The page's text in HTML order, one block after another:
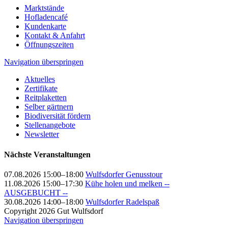
Marktstände
Hofladencafé
Kundenkarte
Kontakt & Anfahrt
Öffnungszeiten
Navigation überspringen
Aktuelles
Zertifikate
Reitplaketten
Selber gärtnern
Biodiversität fördern
Stellenangebote
Newsletter
Nächste Veranstaltungen
07.08.2026 15:00–18:00 Wulfsdorfer Genusstour
11.08.2026 15:00–17:30 Kühe holen und melken --
AUSGEBUCHT --
30.08.2026 14:00–18:00 Wulfsdorfer Radelspaß
Copyright 2026 Gut Wulfsdorf
Navigation überspringen